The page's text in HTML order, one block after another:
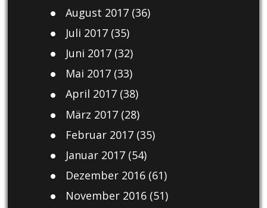
August 2017(36)
Juli 2017(35)
Juni 2017(32)
Mai 2017(33)
April 2017(38)
März 2017(28)
Februar 2017(35)
Januar 2017(54)
Dezember 2016(61)
November 2016(51)